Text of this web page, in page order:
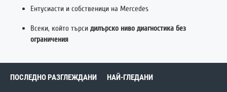
Ентусиасти и собственици на Mercedes
Всеки, който търси дилърско ниво диагностика без
ограничения
ПОСЛЕДНО РАЗГЛЕЖДАНИ НАЙ-ГЛЕДАНИ